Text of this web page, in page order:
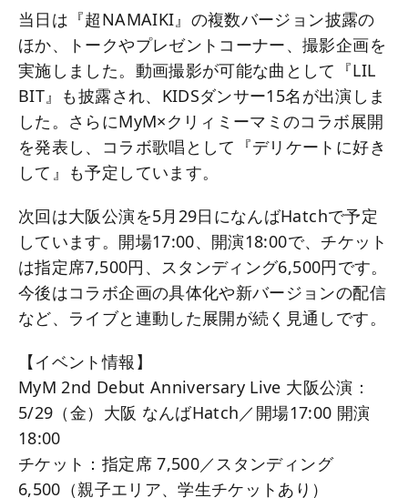
当日は『超NAMAIKI』の複数バージョン披露の
ほか、トークやプレゼントコーナー、撮影企画を
実施しました。動画撮影が可能な曲として『LIL
BIT』も披露され、KIDSダンサー15名が出演しま
した。さらにMyM×クリィミーマミのコラボ展開
を発表し、コラボ歌唱として『デリケートに好き
して』も予定しています。
次回は大阪公演を5月29日になんばHatchで予定
しています。開場17:00、開演18:00で、チケット
は指定席7,500円、スタンディング6,500円です。
今後はコラボ企画の具体化や新バージョンの配信
など、ライブと連動した展開が続く見通しです。
【イベント情報】
MyM 2nd Debut Anniversary Live 大阪公演：
5/29（⾦）大阪 なんばHatch／開場17:00 開演
18:00
チケット：指定席 7,500／スタンディング
6,500（親子エリア、学生チケットあり）